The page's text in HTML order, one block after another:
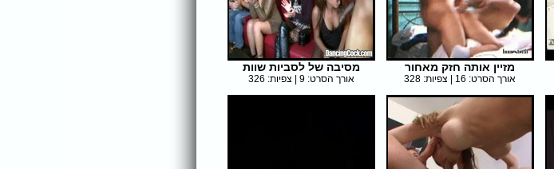
מזיין אותה חזק מאחור
אורך הסרט: 16 | צפיות: 328
מסיבה של לסביות שוות
אורך הסרט: 9 | צפיות: 326